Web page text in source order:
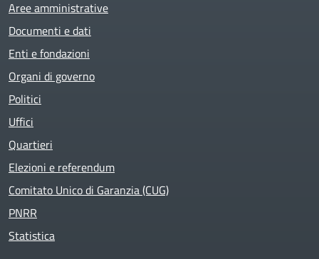
Aree amministrative
Documenti e dati
Enti e fondazioni
Organi di governo
Politici
Uffici
Quartieri
Elezioni e referendum
Comitato Unico di Garanzia (CUG)
PNRR
Statistica